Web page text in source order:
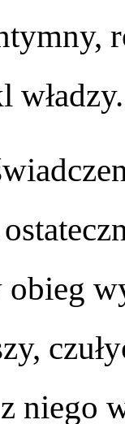
władzy.
niego